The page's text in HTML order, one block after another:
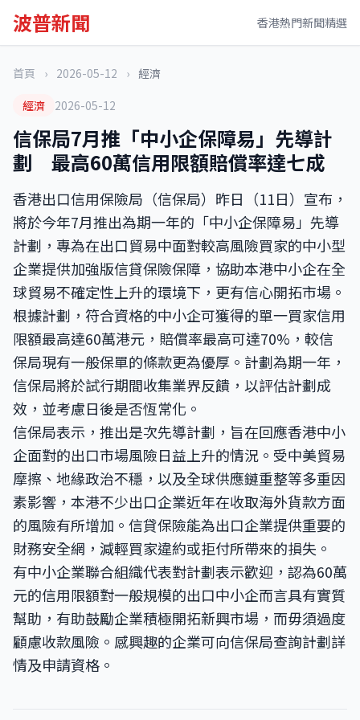
波普新聞 香港熱門新聞精選
首頁 › 2026-05-12 › 經濟
經濟
2026-05-12
信保局7月推「中小企保障易」先導計
劃 最高60萬信用限額賠償率達七成
香港出口信用保險局（信保局）昨日（11日）宣布，
將於今年7月推出為期一年的「中小企保障易」先導
計劃，專為在出口貿易中面對較高風險買家的中小型
企業提供加強版信貸保險保障，協助本港中小企在全
球貿易不確定性上升的環境下，更有信心開拓市場。
根據計劃，符合資格的中小企可獲得的單一買家信用
限額最高達60萬港元，賠償率最高可達70%，較信
保局現有一般保單的條款更為優厚。計劃為期一年，
信保局將於試行期間收集業界反饋，以評估計劃成
效，並考慮日後是否恆常化。
信保局表示，推出是次先導計劃，旨在回應香港中小
企面對的出口市場風險日益上升的情況。受中美貿易
摩擦、地緣政治不穩，以及全球供應鏈重整等多重因
素影響，本港不少出口企業近年在收取海外貨款方面
的風險有所增加。信貸保險能為出口企業提供重要的
財務安全網，減輕買家違約或拒付所帶來的損失。
有中小企業聯合組織代表對計劃表示歡迎，認為60萬
元的信用限額對一般規模的出口中小企而言具有實質
幫助，有助鼓勵企業積極開拓新興市場，而毋須過度
顧慮收款風險。感興趣的企業可向信保局查詢計劃詳
情及申請資格。